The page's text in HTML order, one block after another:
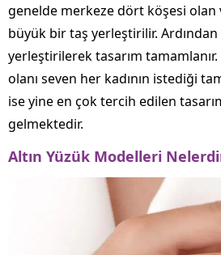
genelde merkeze dört köşesi
büyük bir taş yerleştirilir.
yerleştirilerek tasarım
olanı seven her kadının istediği
ise yine en çok tercih edilen
gelmektedir.
Altın Yüzük Modelleri